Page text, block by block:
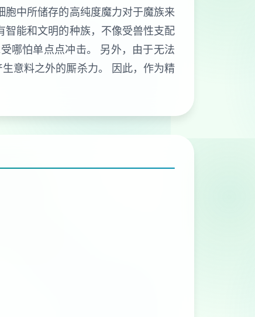
中所储存的高纯度魔力对于魔族来
能和文明的种族，不像受兽性支配
哪怕单点点冲击。 另外，由于无法
意料之外的厮杀力。 因此，作为精